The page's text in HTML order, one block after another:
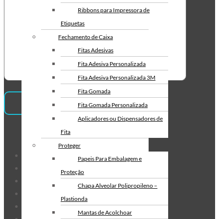
Fabricante de Fita Gomada
Envelope de Segurança
Envelope de Segurança com Lacre
Envelope de Segurança com
Envelope de segurança para E-
Ribbons para Impressora de
Etiquetas
Fechamento de Caixa
Fitas Adesivas
Fita Adesiva Personalizada
Fita Adesiva Personalizada 3M
Fita Gomada
Fita Gomada Personalizada
Aplicadores ou Dispensadores de
Fita
Proteger
Papeis Para Embalagem e
Proteção
Chapa Alveolar Polipropileno –
Plastionda
Mantas de Acolchoar
Informações